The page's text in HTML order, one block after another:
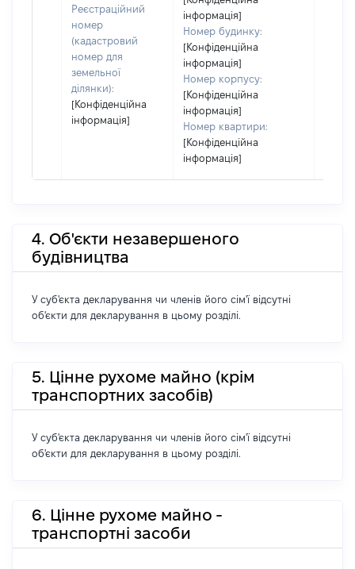
Реєстраційний
номер
(кадастровий
номер для
земельної
ділянки):
[Конфіденційна
інформація]
інформація]
Номер будинку:
[Конфіденційна
інформація]
Номер корпусу:
[Конфіденційна
інформація]
Номер квартири:
[Конфіденційна
інформація]
4. Об'єкти незавершеного
будівництва
У суб'єкта декларування чи членів його сім'ї відсутні
об'єкти для декларування в цьому розділі.
5. Цінне рухоме майно (крім
транспортних засобів)
У суб'єкта декларування чи членів його сім'ї відсутні
об'єкти для декларування в цьому розділі.
6. Цінне рухоме майно -
транспортні засоби